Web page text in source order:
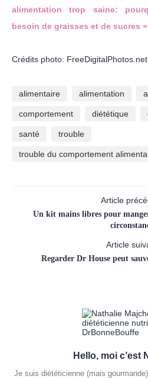
alimentation trop saine:
besoin de graisses et de sucres »
Crédits photo: FreeDigitalPhotos.net
alimentaire alimentation
comportement diététique
santé trouble
trouble du comportement
Article
Un kit mains libres pour
Article
Regarder Dr House peut
Hello, moi c’est
Je suis diététicienne (mais